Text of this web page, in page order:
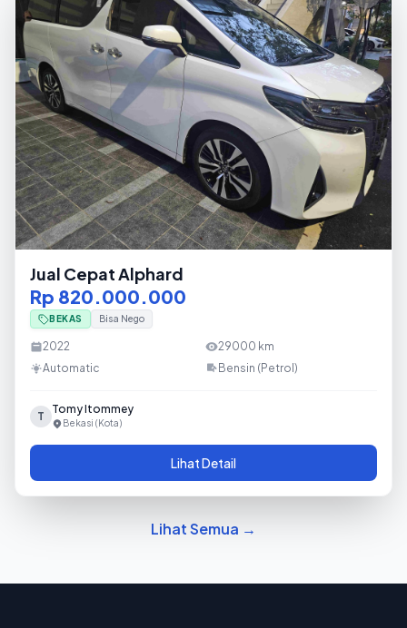
Jual Cepat Alphard
Rp 820.000.000
BEKAS Bisa Nego
2022 29000 km
Automatic
Bensin (Petrol)
T Tomy Itommey
Bekasi (Kota)
Lihat Detail
Lihat Semua →